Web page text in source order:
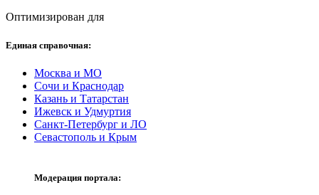
Оптимизирован для
Единая справочная:
Москва и МО
Сочи и Краснодар
Казань и Татарстан
Ижевск и Удмуртия
Санкт-Петербург и ЛО
Севастополь и Крым
Модерация портала: